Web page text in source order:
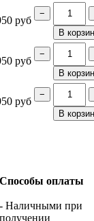
руб
−
В
руб
−
В
руб
−
В
Способы оплаты
- Наличными при
получении